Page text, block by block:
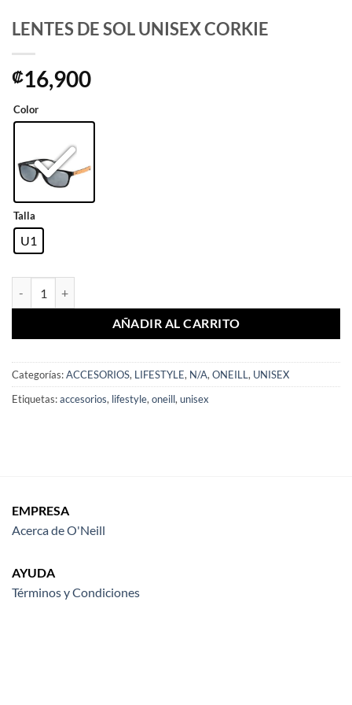
LENTES DE SOL UNISEX CORKIE
₡16,900
Color
Talla
U1
AÑADIR AL CARRITO
Categorías:ACCESORIOS, LIFESTYLE, N/A, ONEILL , UNISEX
Etiquetas:accesorios, lifestyle, oneill, unisex
EMPRESA
Acerca de O'Neill
AYUDA
Términos y Condiciones